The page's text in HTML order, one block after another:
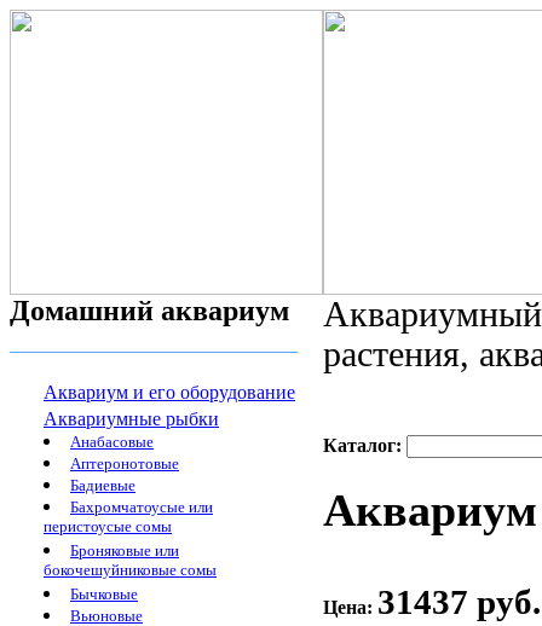
Домашний аквариум
Аквариум и его оборудование
Аквариумные рыбки
Анабасовые
Аптеронотовые
Бадиевые
Бахромчатоусые или
перистоусые сомы
Броняковые или
бокочешуйниковые сомы
Бычковые
Вьюновые
растения,
Каталог:
Аквариум
Цена: 31437 руб.